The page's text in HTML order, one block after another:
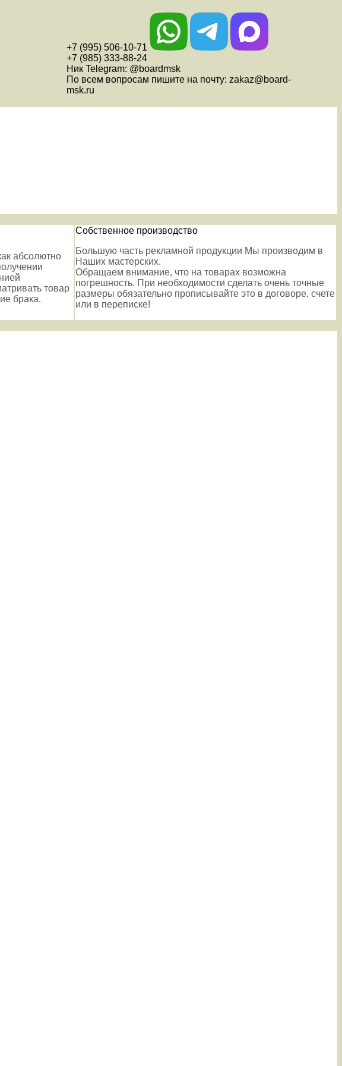
+7 (995) 506-10-71
+7 (985) 333-88-24
Ник Telegram: @boardmsk
По всем вопросам пишите на почту: zakaz@board-
msk.ru
абсолютно
товар
брака.
Собственное производство
Большую часть рекламной продукции Мы производим в
Наших мастерских.
Обращаем внимание, что на товарах возможна
погрешность. При необходимости сделать очень точные
размеры обязательно прописывайте это в договоре, счете
или в переписке!